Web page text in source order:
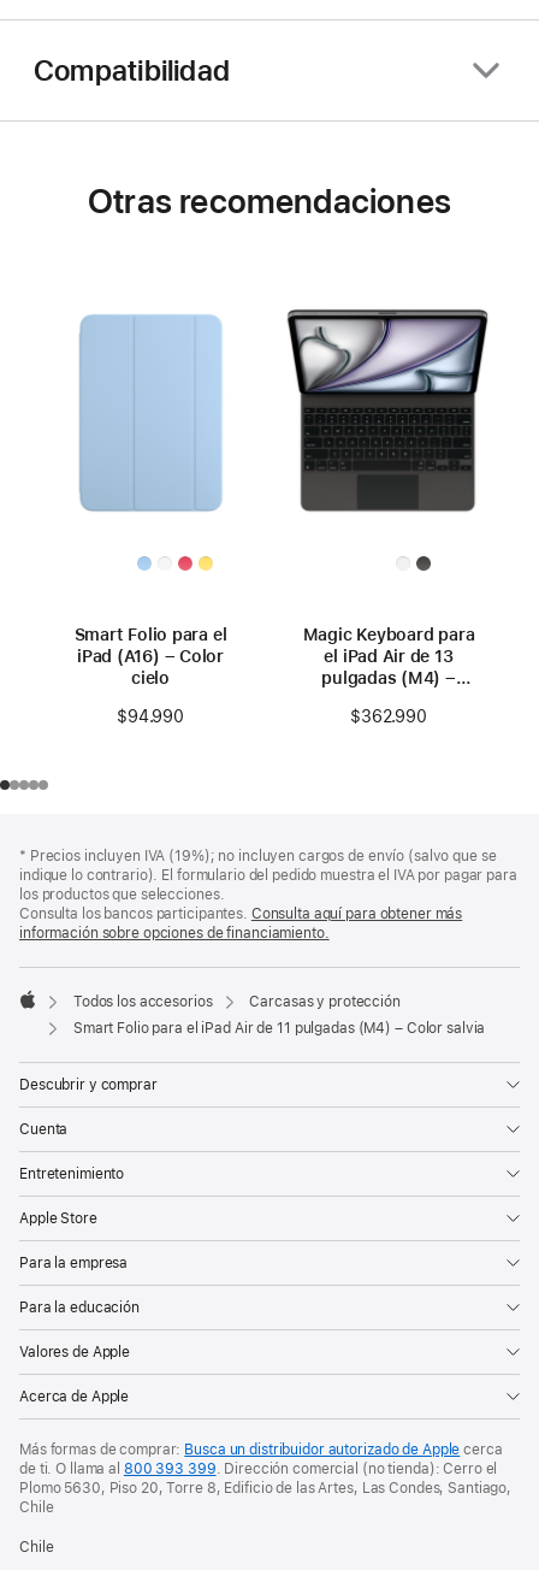
Compatibilidad
Otras recomendaciones
Smart Folio para el
iPad (A16) – Color
cielo
$94.990
Magic Keyboard para
el iPad Air de 13
pulgadas (M4) –
Negro
$362.990
a
pie
de
a
pie
de
página
Nota
a
pie
de
página
* Precios incluyen IVA (19%); no incluyen cargos de envío (salvo que se
indique lo contrario). El formulario del pedido muestra el IVA por pagar para
los productos que selecciones.
Consulta los bancos participantes. Consulta aquí para obtener más
información sobre opciones de financiamiento.
en
pestaña
nueva)
Apple
Todos los accesorios
Carcasas y protección
Smart Folio para el iPad Air de 11 pulgadas (M4) – Color salvia
Descubrir y comprar
Cuenta
Entretenimiento
Apple Store
Para la empresa
Para la educación
Valores de Apple
Acerca de Apple
Más formas de comprar: Busca un distribuidor autorizado de Apple cerca
de ti. O
llama al 800 393 399. Dirección comercial (no tienda): Cerro el
Plomo 5630, Piso 20, Torre 8, Edificio de las Artes, Las Condes, Santiago,
Chile
Chile